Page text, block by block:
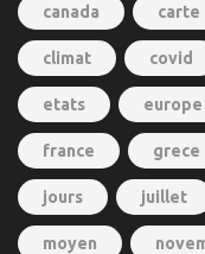
canada carte
climat covid
etats europe
france grece
jours juillet
moyen